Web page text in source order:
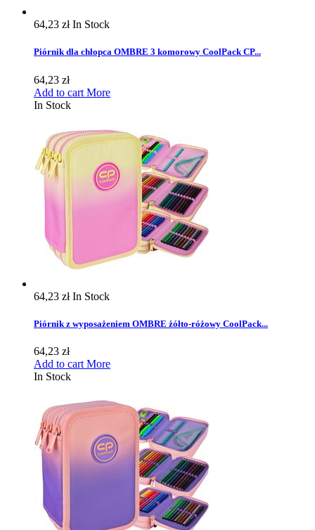
64,23 złIn Stock
Piórnik dla chłopca OMBRE 3 komorowy CoolPack CP...
64,23 zł
Add to cart More
In Stock
64,23 złIn Stock
Piórnik z wyposażeniem OMBRE żółto-różowy CoolPack...
64,23 zł
Add to cart More
In Stock